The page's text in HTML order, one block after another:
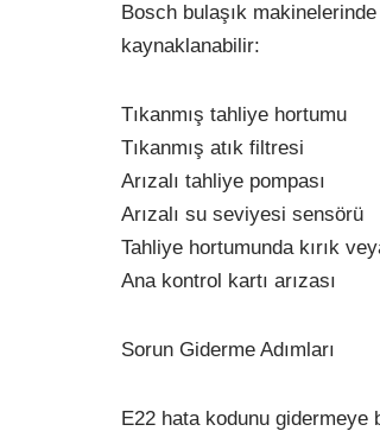
Bosch bulaşık
kaynaklanabilir:
Tıkanmış tahliye hortumu
Tıkanmış atık filtresi
Arızalı tahliye pompası
Arızalı su seviyesi sensörü
Tahliye hortumunda kırık
Ana kontrol kartı arızası
Sorun Giderme Adımları
E22 hata kodunu gidermeye